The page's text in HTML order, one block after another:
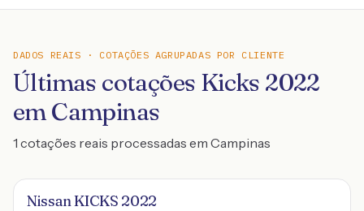
DADOS REAIS · COTAÇÕES AGRUPADAS POR CLIENTE
Últimas cotações Kicks 2022
em Campinas
1 cotações reais processadas em Campinas
Nissan KICKS 2022